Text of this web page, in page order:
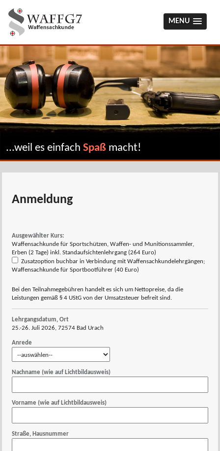
MENU
...weil es einfach Spaßmacht!
Anmeldung
Ausgewählter Kurs:
Waffensachkunde für Sportschützen, Waffen- und Munitionssammler,
Erben (2 Tage) inkl. Standaufsichtenlehrgang (264 Euro)
Zusatzoption buchbar in Verbindung mit Waffensachkundelehrgängen;
Waffensachkunde für Sportbootführer (40 Euro)
Bei den Teilnahmegebühren handelt es sich um Nettopreise, da die
Leistungen gemäß § 4 UStG von der Umsatzsteuer befreit sind.
Lehrgangsdatum, Ort
25.-26. Juli 2026, 72574 Bad Urach
Anrede
Nachname (wie auf Lichtbildausweis)
Vorname (wie auf Lichtbildausweis)
Straße, Hausnummer